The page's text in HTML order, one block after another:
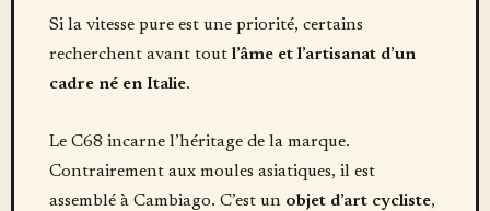
Si la vitesse pure est une priorité, certains
recherchent avant tout l’âme et l’artisanat d’un
cadre né en Italie.
Le C68 incarne l’héritage de la marque.
Contrairement aux moules asiatiques, il est
assemblé à Cambiago. C’est un objet d’art cycliste,